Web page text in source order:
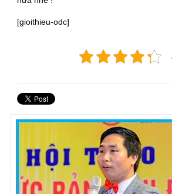
[gioithieu-odc]